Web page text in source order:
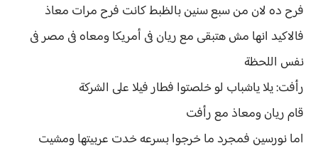
فرح ده لان من سبع سنين بالظبط كانت فرح مرات معاذ
فالاكيد انها مش هتبقى مع ريان فى أمريكا ومعاه فى مصر فى
نفس اللحظة
رأفت: يلا ياشباب لو خلصتوا فطار فيلا على الشركة
قام ريان ومعاذ مع رأفت
اما نورسين فمجرد ما خرجوا بسرعه خدت عربيتها ومشيت